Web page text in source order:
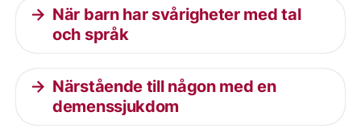
När barn har svårigheter med tal
och språk
Närstående till någon med en
demenssjukdom